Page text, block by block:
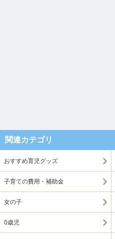
関連カテゴリ
おすすめ育児グッズ
子育ての費用・補助金
女の子
0歳児